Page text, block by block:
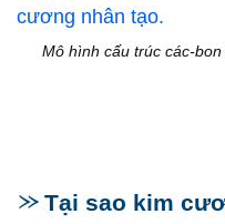
Mô hình cấu trúc các-
Tại sao kim